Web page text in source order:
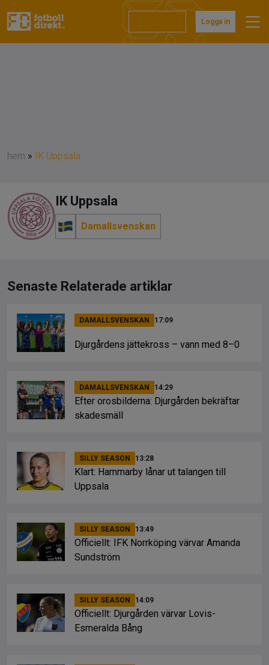
Logga in
hem » IK Uppsala
IK Uppsala
Damallsvenskan
Senaste Relaterade artiklar
DAMALLSVENSKAN 17:09
Djurgårdens jättekross – vann med 8–0
DAMALLSVENSKAN 14:29
Efter orosbilderna: Djurgården bekräftar
skadesmäll
SILLY SEASON 13:28
Klart: Hammarby lånar ut talangen till
Uppsala
SILLY SEASON 13:49
Officiellt: IFK Norrköping värvar Amanda
Sundström
SILLY SEASON 14:09
Officiellt: Djurgården värvar Lovis-
Esmeralda Bång